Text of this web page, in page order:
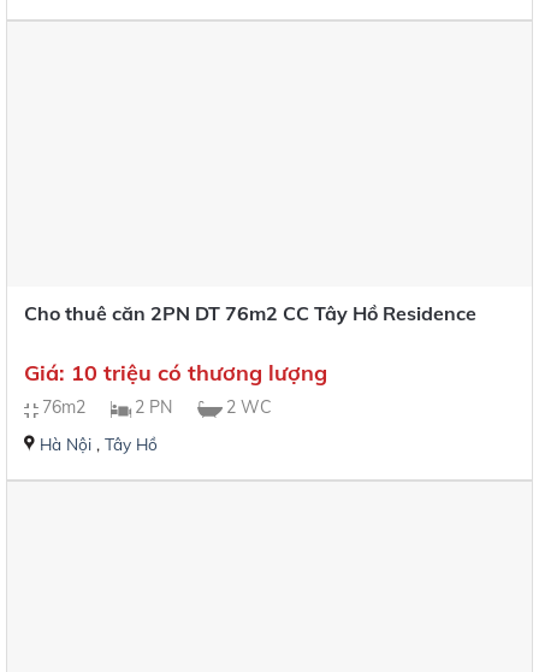
Cho thuê căn 2PN DT 76m2 CC Tây Hồ Residence
Giá: 10 triệu có thương lượng
76m2 2 PN 2 WC
Hà Nội, Tây Hồ